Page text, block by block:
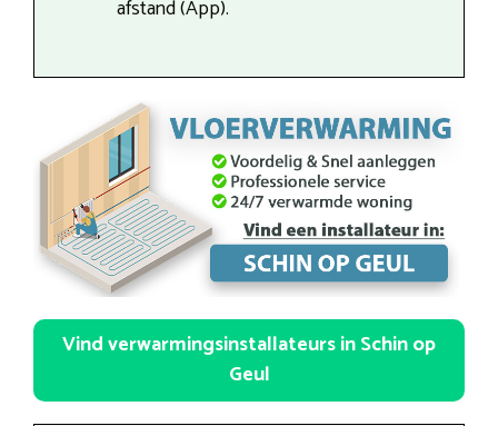
afstand (App).
Vind verwarmingsinstallateurs in Schin op
Geul